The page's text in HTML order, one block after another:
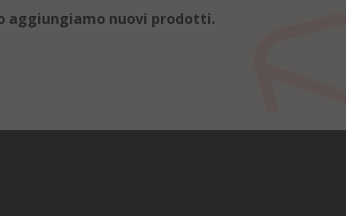
aggiungiamo nuovi prodotti.